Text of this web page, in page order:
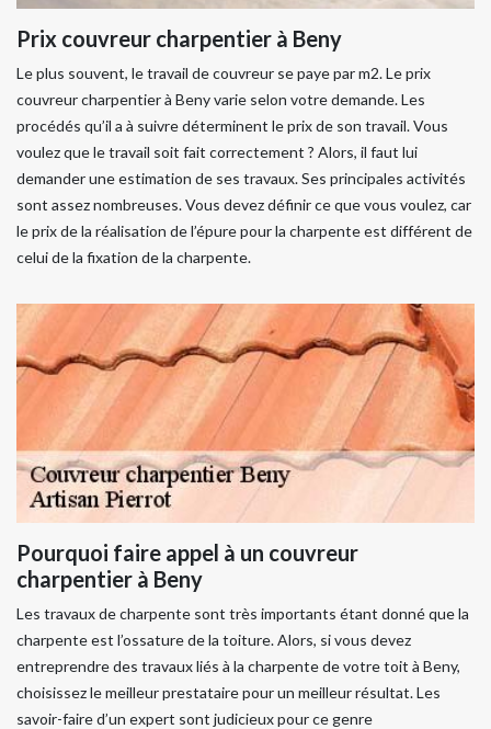
Prix couvreur charpentier à Beny
Le plus souvent, le travail de couvreur se paye par m2. Le prix
couvreur charpentier à Beny varie selon votre demande. Les
procédés qu’il a à suivre déterminent le prix de son travail. Vous
voulez que le travail soit fait correctement ? Alors, il faut lui
demander une estimation de ses travaux. Ses principales activités
sont assez nombreuses. Vous devez définir ce que vous voulez, car
le prix de la réalisation de l’épure pour la charpente est différent de
celui de la fixation de la charpente.
Pourquoi faire appel à un couvreur
charpentier à Beny
Les travaux de charpente sont très importants étant donné que la
charpente est l’ossature de la toiture. Alors, si vous devez
entreprendre des travaux liés à la charpente de votre toit à Beny,
choisissez le meilleur prestataire pour un meilleur résultat. Les
savoir-faire d’un expert sont judicieux pour ce genre